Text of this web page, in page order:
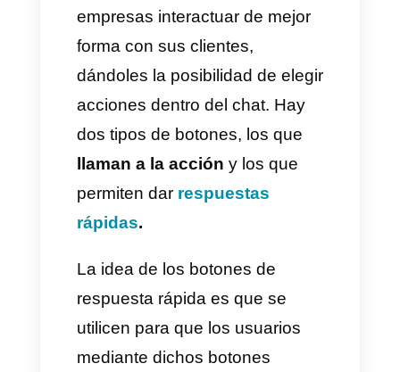
de WhatsApp con botones
para poder captar y vender a
tus clientes de forma efectiva.
¿Qué es un bot de
WhatsApp?
Hoy en día WhatsApp te da la
posibilidad de integrar botones
a tusplantillas de mensajes